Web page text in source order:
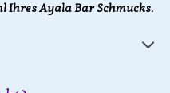
Ihres Ayala Bar Schmucks.